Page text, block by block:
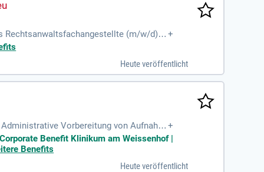
Rechtsanwaltsfachangestellte (m/w/d),
übernehmen. Ein sicherer
28 Urlaubstagen und attraktiven Zusatz
in einer dynamischen Kanzlei!
+
Heute veröffentlicht
Vorbereitung von Aufnahm
im interdisziplinären
+
Benefit Klinikum am Weissenhof |
Benefits
Heute veröffentlicht